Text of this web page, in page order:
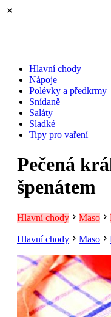
Hlavní chody
Nápoje
Polévky a předkrmy
Snídaně
Saláty
Sladké
Tipy pro vaření
Pečená
špenátem
Hlavní chody Maso
Hlavní chody Maso